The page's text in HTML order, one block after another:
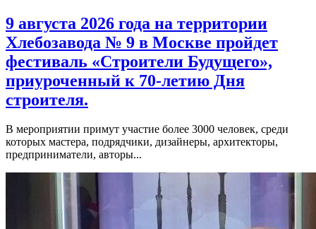
9 августа 2026 года на территории
Хлебозавода № 9 в Москве пройдет
фестиваль «Строители Будущего»,
приуроченный к 70-летию Дня
строителя.
В мероприятии примут участие более 3000 человек, среди
которых мастера, подрядчики, дизайнеры, архитекторы,
предприниматели, авторы...